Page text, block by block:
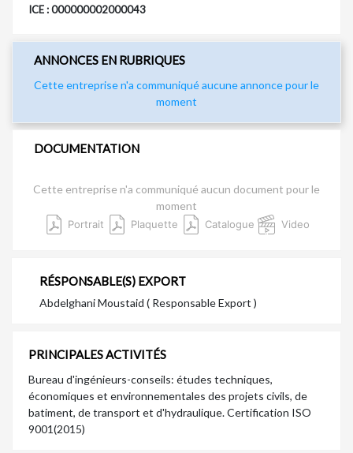
ICE : 000000002000043
ANNONCES EN RUBRIQUES
Cette entreprise n'a communiqué aucune annonce pour le
moment
DOCUMENTATION
Cette entreprise n'a communiqué aucun document pour le
moment
Portrait Plaquette Catalogue Video
RÉSPONSABLE(S) EXPORT
Abdelghani Moustaid ( Responsable Export )
PRINCIPALES ACTIVITÉS
Bureau d'ingénieurs-conseils: études techniques,
économiques et environnementales des projets civils, de
batiment, de transport et d'hydraulique. Certification ISO
9001(2015)